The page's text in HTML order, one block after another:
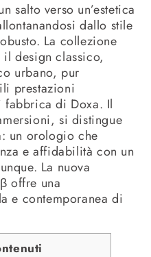
salto verso un’estetica
dallo stile
La collezione
il design classico,
urbano, pur
prestazioni
fabbrica di Doxa. Il
si distingue
un orologio che
e affidabilità con un
La nuova
offre una
e contemporanea di